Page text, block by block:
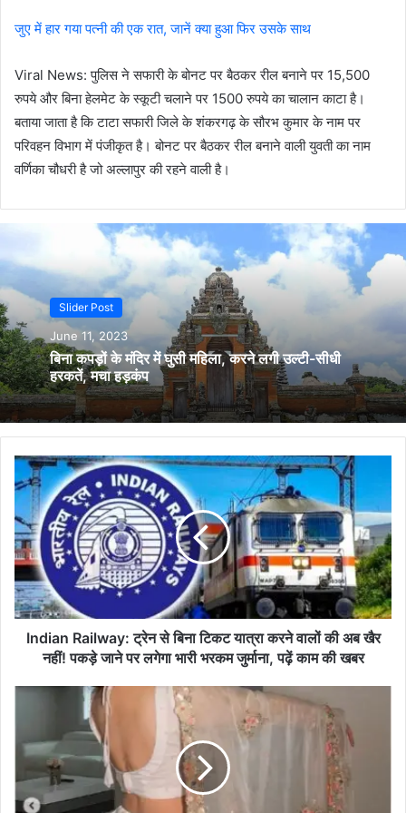
जुए में हार गया पत्नी की एक रात, जानें क्या हुआ फिर उसके साथ
Viral News: पुलिस ने सफारी के बोनट पर बैठकर रील बनाने पर 15,500
रुपये और बिना हेलमेट के स्कूटी चलाने पर 1500 रुपये का चालान काटा है।
बताया जाता है कि टाटा सफारी जिले के शंकरगढ़ के सौरभ कुमार के नाम पर
परिवहन विभाग में पंजीकृत है। बोनट पर बैठकर रील बनाने वाली युवती का नाम
वर्णिका चौधरी है जो अल्लापुर की रहने वाली है।
Slider Post
June 11, 2023
बिना कपड़ों के मंदिर में घुसी महिला, करने लगी उल्टी-सीधी
हरकतें, मचा हड़कंप
Indian Railway: ट्रेन से बिना टिकट यात्रा करने वालों की अब खैर
नहीं! पकड़े जाने पर लगेगा भारी भरकम जुर्माना, पढ़ें काम की खबर